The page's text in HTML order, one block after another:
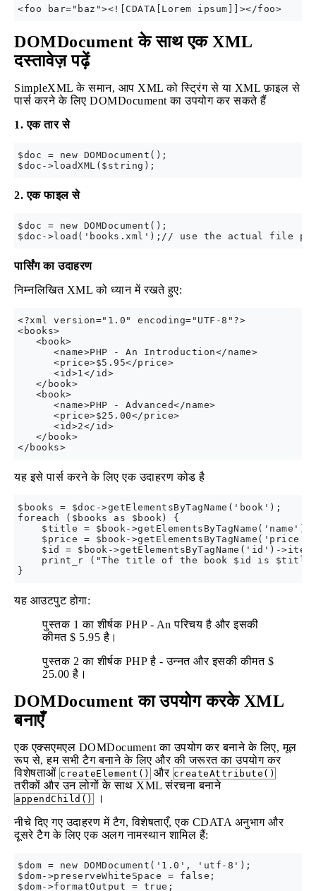
DOMDocument के साथ एक XML
दस्तावेज़ पढ़ें
SimpleXML के समान, आप XML को स्ट्रिंग से या XML फ़ाइल से
पार्स करने के लिए DOMDocument का उपयोग कर सकते हैं
1. एक तार से
$doc = new DOMDocument();
2. एक फाइल से
$doc = new DOMDocument();
पार्सिंग का उदाहरण
निम्नलिखित XML को ध्यान में रखते हुए:
<?xml version="1.0" encoding="UTF-8"?>
<books>
   <book>
      <name>PHP - An Introduction</name>
      <price>$5.95</price>
      <id>1</id>
   </book>
   <book>
      <name>PHP - Advanced</name>
      <price>$25.00</price>
      <id>2</id>
   </book>
यह इसे पार्स करने के लिए एक उदाहरण कोड है
$books = $doc->getElementsByTagName('book');
foreach ($books as $book) {
$title = $book->getElementsByTagName('name')-
$price = $book-
$id = $book->getElementsByTagName('id')-
print_r ("The title of the book $id is
यह आउटपुट होगा:
पुस्तक 1 का शीर्षक PHP - An परिचय है और इसकी
कीमत $ 5.95 है।
पुस्तक 2 का शीर्षक PHP है - उन्नत और इसकी कीमत $
25.00 है।
DOMDocument का उपयोग करके XML
बनाएँ
एक एक्सएमएल DOMDocument का उपयोग कर बनाने के लिए, मूल
रूप से, हम सभी टैग बनाने के लिए और की जरूरत का उपयोग कर
विशेषताओं createElement() और createAttribute()
तरीकों और उन लोगों के साथ XML संरचना बनाने
appendChild()
।
नीचे दिए गए उदाहरण में टैग, विशेषताएँ, एक CDATA अनुभाग और
दूसरे टैग के लिए एक अलग नामस्थान शामिल हैं:
$dom = new DOMDocument('1.0', 'utf-8');
$dom->preserveWhiteSpace = false;
$dom->formatOutput = true;